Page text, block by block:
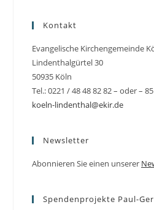
Kontakt
Evangelische Kirchengemeinde
Lindenthalgürtel 30
50935 Köln
Tel.: 0221 / 48 48 82 82 – oder – 85
koeln-lindenthal@ekir.de
Newsletter
Abonnieren Sie einen unserer
Spendenprojekte Paul-